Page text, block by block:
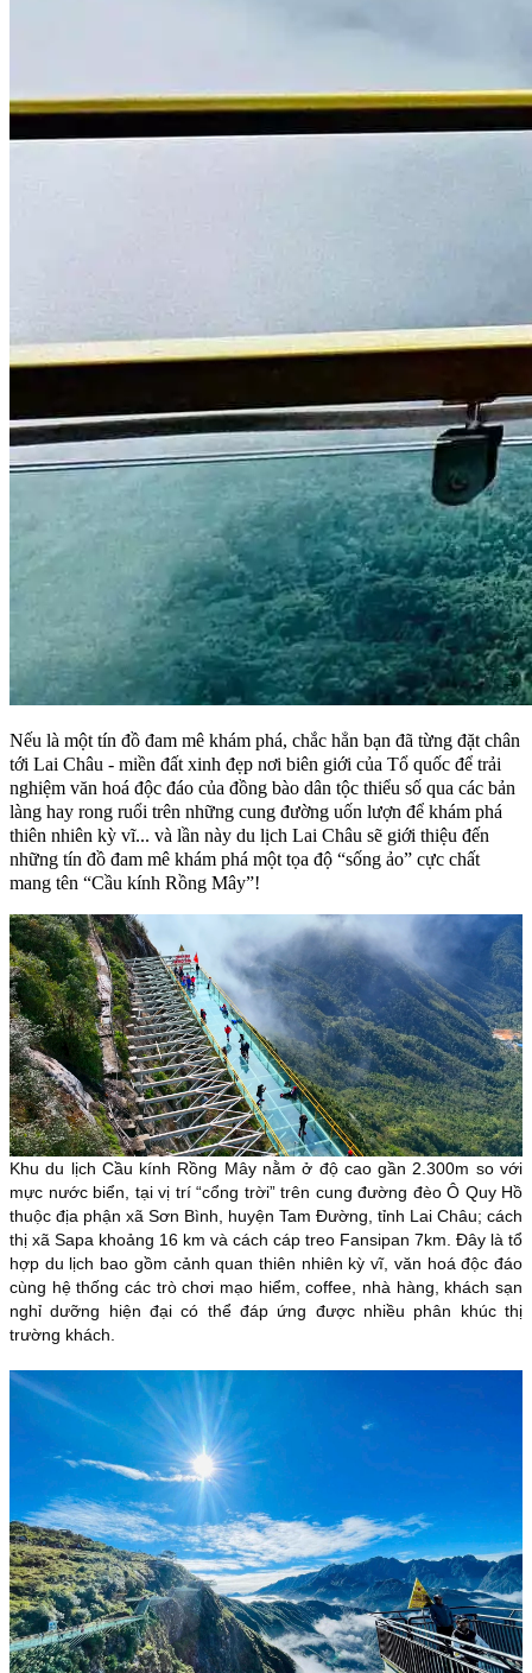
Nếu là một tín đồ đam mê khám phá, chắc hẳn bạn đã từng đặt chân
tới Lai Châu - miền đất xinh đẹp nơi biên giới của Tổ quốc để trải
nghiệm văn hoá độc đáo của đồng bào dân tộc thiểu số qua các bản
làng hay rong ruổi trên những cung đường uốn lượn để khám phá
thiên nhiên kỳ vĩ... và lần này du lịch Lai Châu sẽ giới thiệu đến
những tín đồ đam mê khám phá một tọa độ “sống ảo” cực chất
mang tên “Cầu kính Rồng Mây”!
Khu du lịch Cầu kính Rồng Mây nằm ở độ cao gần 2.300m so với
mực nước biển, tại vị trí “cổng trời” trên cung đường đèo Ô Quy Hồ
thuộc địa phận xã Sơn Bình, huyện Tam Đường, tỉnh Lai Châu; cách
thị xã Sapa khoảng 16 km và cách cáp treo Fansipan 7km. Đây là tổ
hợp du lịch bao gồm cảnh quan thiên nhiên kỳ vĩ, văn hoá độc đáo
cùng hệ thống các trò chơi mạo hiểm, coffee, nhà hàng, khách sạn
nghỉ dưỡng hiện đại có thể đáp ứng được nhiều phân khúc thị
trường khách.